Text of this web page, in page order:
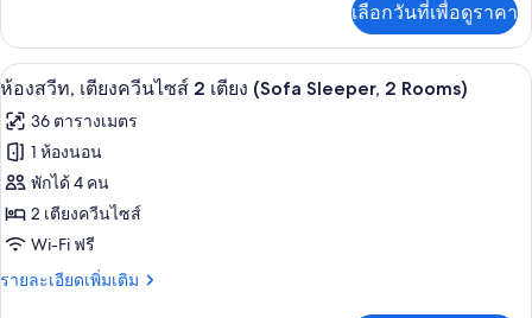
1
เตียง
และ
โซฟา
เบด
(Sofa
Sleeper,
Rooms)
เกี่ยว
กับ
ห้อง
ท,
เตียง
คิง
ไซส์
เตียง
และ
โซฟา
เลือกวันที่เพื่อดูราคา
เปิด
ภาพถ่าย
ทั้งหมด
ของ
ห้อง
สวีท,
เตียง
โต๊ะทำงาน, พื้นที่ทำงานแบบใช้แล็ปท็อ
9
ห้องสวีท, เตียงควีนไซส์ 2 เตียง (Sofa Sleeper, 2 Rooms)
36 ตารางเมตร
1 ห้องนอน
พักได้ 4 คน
2 เตียงควีนไซส์
Wi-Fi ฟรี
รายละเอียดเพิ่มเติม
ราย